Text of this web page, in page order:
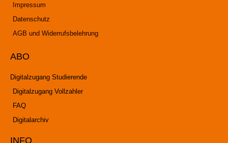
Impressum
Datenschutz
AGB und Widerrufsbelehrung
ABO
Digitalzugang Studierende
Digitalzugang Vollzahler
FAQ
Digitalarchiv
INFO